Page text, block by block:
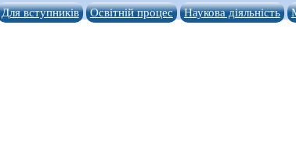
Для вступників Освітній процес Наукова діяльність